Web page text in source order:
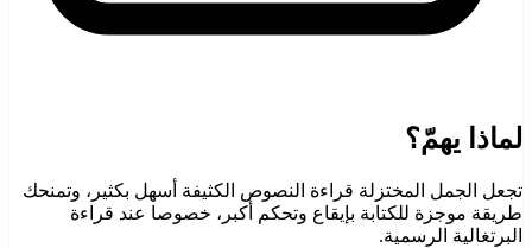
لماذا يهمّ؟
تجعل الجمل المختزلة قراءة النصوص الكثيفة أسهل بكثير، وتمنحك
طريقة موجزة للكتابة بإيقاع وتحكم أكبر، خصوصا عند قراءة
البرتغالية الرسمية.